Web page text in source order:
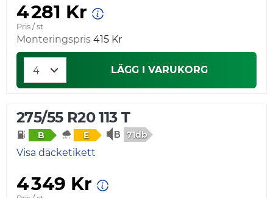
4 281 Kr
Pris / st
Monteringspris 415 Kr
LÄGG I VARUKORG
275/55 R20 113 T
B E 71db
Visa däcketikett
4 349 Kr